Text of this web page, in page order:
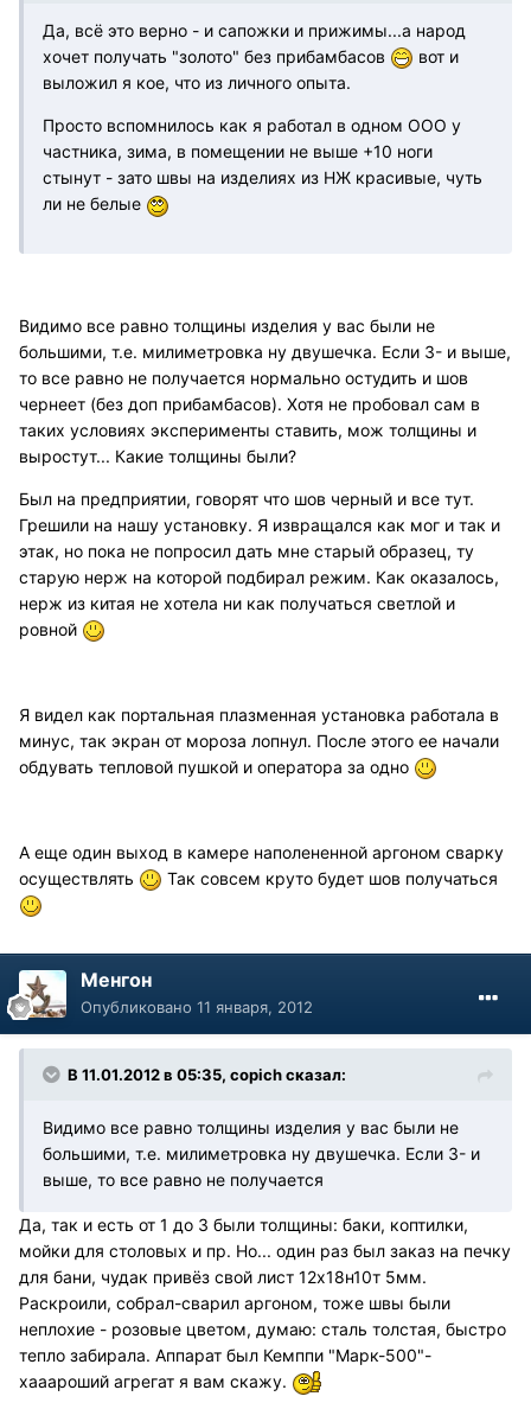
Да, всё это верно - и сапожки и прижимы...а народ
хочет получать "золото" без прибамбасов
вот и
выложил я кое, что из личного опыта.
Просто вспомнилось как я работал в одном ООО у
частника, зима, в помещении не выше +10 ноги
стынут - зато швы на изделиях из НЖ красивые, чуть
ли не белые
Видимо все равно толщины изделия у вас были не
большими, т.е. милиметровка ну двушечка. Если 3- и выше,
то все равно не получается нормально остудить и шов
чернеет (без доп прибамбасов). Хотя не пробовал сам в
таких условиях эксперименты ставить, мож толщины и
выростут... Какие толщины были?
Был на предприятии, говорят что шов черный и все тут.
Грешили на нашу установку. Я извращался как мог и так и
этак, но пока не попросил дать мне старый образец, ту
старую нерж на которой подбирал режим. Как оказалось,
нерж из китая не хотела ни как получаться светлой и
ровной
Я видел как портальная плазменная установка работала в
минус, так экран от мороза лопнул. После этого ее начали
обдувать тепловой пушкой и оператора за одно
А еще один выход в камере наполененной аргоном сварку
осуществлять
Так совсем круто будет шов получаться
Менгон
Опубликовано 11 января, 2012
В 11.01.2012 в 05:35, copich сказал:
Видимо все равно толщины изделия у вас были не
большими, т.е. милиметровка ну двушечка. Если 3- и
выше, то все равно не получается
Да, так и есть от 1 до 3 были толщины: баки, коптилки,
мойки для столовых и пр. Но... один раз был заказ на печку
для бани, чудак привёз свой лист 12х18н10т 5мм.
Раскроили, собрал-сварил аргоном, тоже швы были
неплохие - розовые цветом, думаю: сталь толстая, быстро
тепло забирала. Аппарат был Кемппи "Марк-500"-
хааароший агрегат я вам скажу.